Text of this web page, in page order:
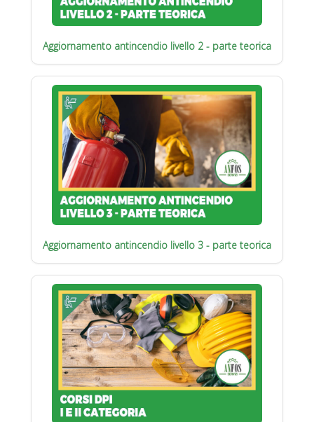
Aggiornamento antincendio livello 2 - parte teorica
Aggiornamento antincendio livello 3 - parte teorica